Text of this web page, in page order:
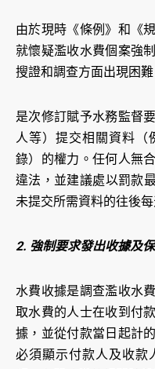
由於現時《條例》和《
就懷疑濫收水費個案強
搜證和調查方面出現困難
是次修訂賦予水務監督
人等）提交相關資料（
錄）的權力。任何人無
違法，並建議處以罰款
未提交所需資料的往後
2. 強制要求發出收據及
水費收據是調查濫收水
取水費的人士在收到付
據，並從付款當日起計
必須顯示付款人及收款